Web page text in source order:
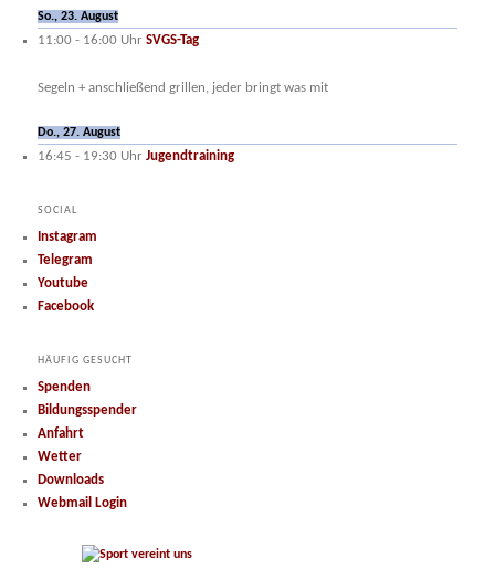
So., 23. August
11:00 - 16:00 UhrSVGS-Tag
Segeln + anschließend grillen, jeder bringt was mit
Do., 27. August
16:45 - 19:30 UhrJugendtraining
SOCIAL
Instagram
Telegram
Youtube
Facebook
HÄUFIG GESUCHT
Spenden
Bildungsspender
Anfahrt
Wetter
Downloads
Webmail Login